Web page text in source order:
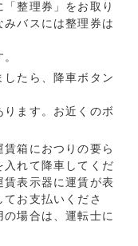
整理券」をお取り
みバスには整理券は
したら、降車ボタン
ります。お近くのボ
箱におつりの要ら
入れて降車してくだ
表示器に運賃が表
お支払いくださ
場合は、運転士に